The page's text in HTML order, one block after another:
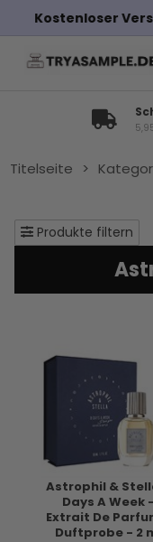
Kostenloser
Titelseite >
Produkte filtern
Astrophil &
Days A Week -
Extrait De
Duftprobe - 2